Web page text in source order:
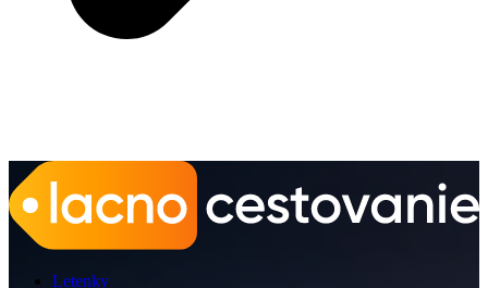
Letenky